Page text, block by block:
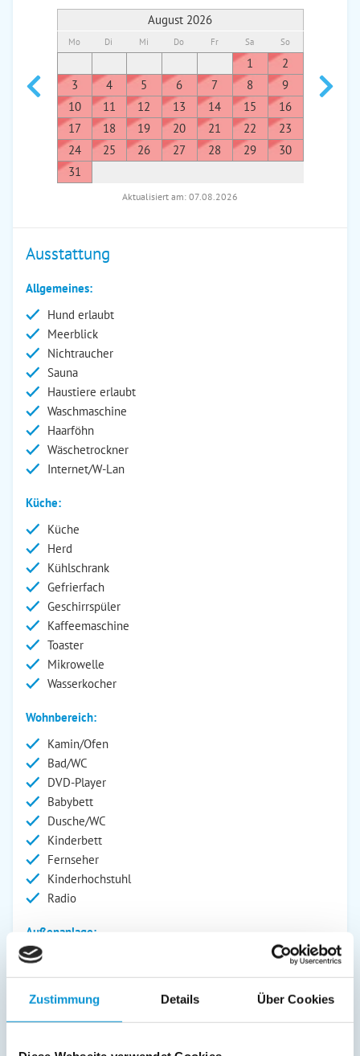
Zustimmung Details Über Cookies
August 2026
Mo Di Mi Do Fr Sa So
1
2
3
4 5 6 7 8
9
10
11 12 13 14 15
16
17
18 19 20 21 22
23
24
25 26 27 28 29
30
31
7
Aktualisiert am: 07.08.2026
Ausstattung
Allgemeines:
Hund erlaubt
Meerblick
Nichtraucher
Sauna
Haustiere erlaubt
Waschmaschine
Haarföhn
Wäschetrockner
Internet/W-Lan
Küche:
Küche
Herd
Kühlschrank
Gefrierfach
Geschirrspüler
Kaffeemaschine
Toaster
Mikrowelle
Wasserkocher
Wohnbereich:
Kamin/Ofen
Bad/WC
DVD-Player
Babybett
Dusche/WC
Kinderbett
Fernseher
Kinderhochstuhl
Radio
Außenanlage:
Gartenstühle
Parkplatz